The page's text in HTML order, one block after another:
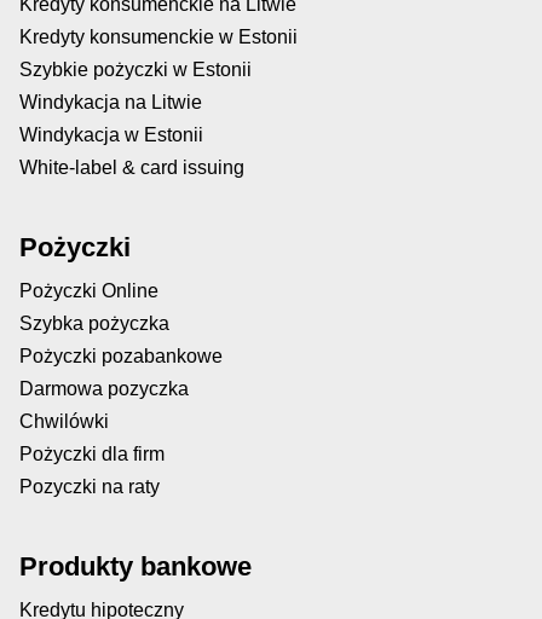
Kredyty konsumenckie na Litwie
Kredyty konsumenckie w Estonii
Szybkie pożyczki w Estonii
Windykacja na Litwie
Windykacja w Estonii
White-label & card issuing
Pożyczki
Pożyczki Online
Szybka pożyczka
Pożyczki pozabankowe
Darmowa pozyczka
Chwilówki
Pożyczki dla firm
Pozyczki na raty
Produkty bankowe
Kredytu hipoteczny